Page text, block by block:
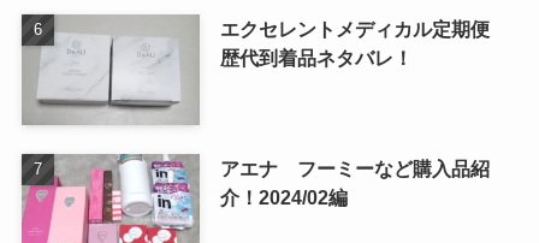
エクセレントメディカル定期便
歴代到着品ネタバレ！
アエナ フーミーなど購入品紹
介！2024/02編